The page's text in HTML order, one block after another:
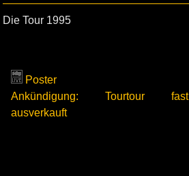
Die Tour 1995
Poster
Ankündigung: Tourtour fast
ausverkauft